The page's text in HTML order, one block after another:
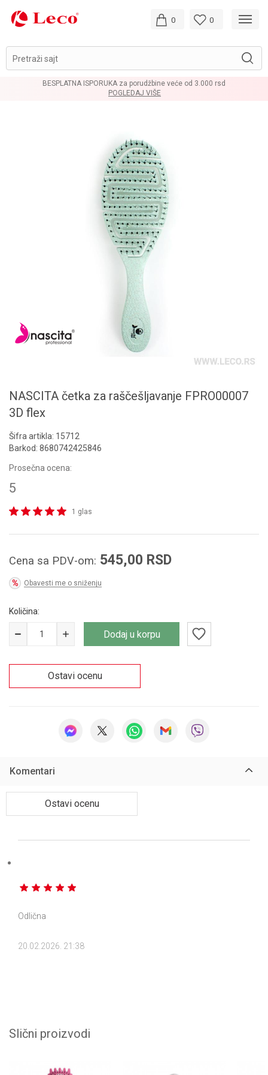
Pretraži sajt
0 0
BESPLATNA ISPORUKA za porudžbine veće od 3.000 rsd
POGLEDAJ VIŠE
NASCITA četka za raščešljavanje FPRO00007
3D flex
Šifra artikla: 15712
Barkod: 8680742425846
Prosečna ocena:
5
1 glas
Cena sa PDV-om: 545,00 RSD
Obavesti me o sniženju
Količina:
Dodaj u korpu
Ostavi ocenu
Komentari
Ostavi ocenu
Odlična
20.02.2026. 21:38
Slični proizvodi